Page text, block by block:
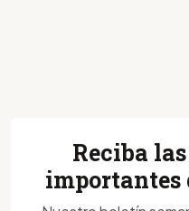
Reciba
importantes